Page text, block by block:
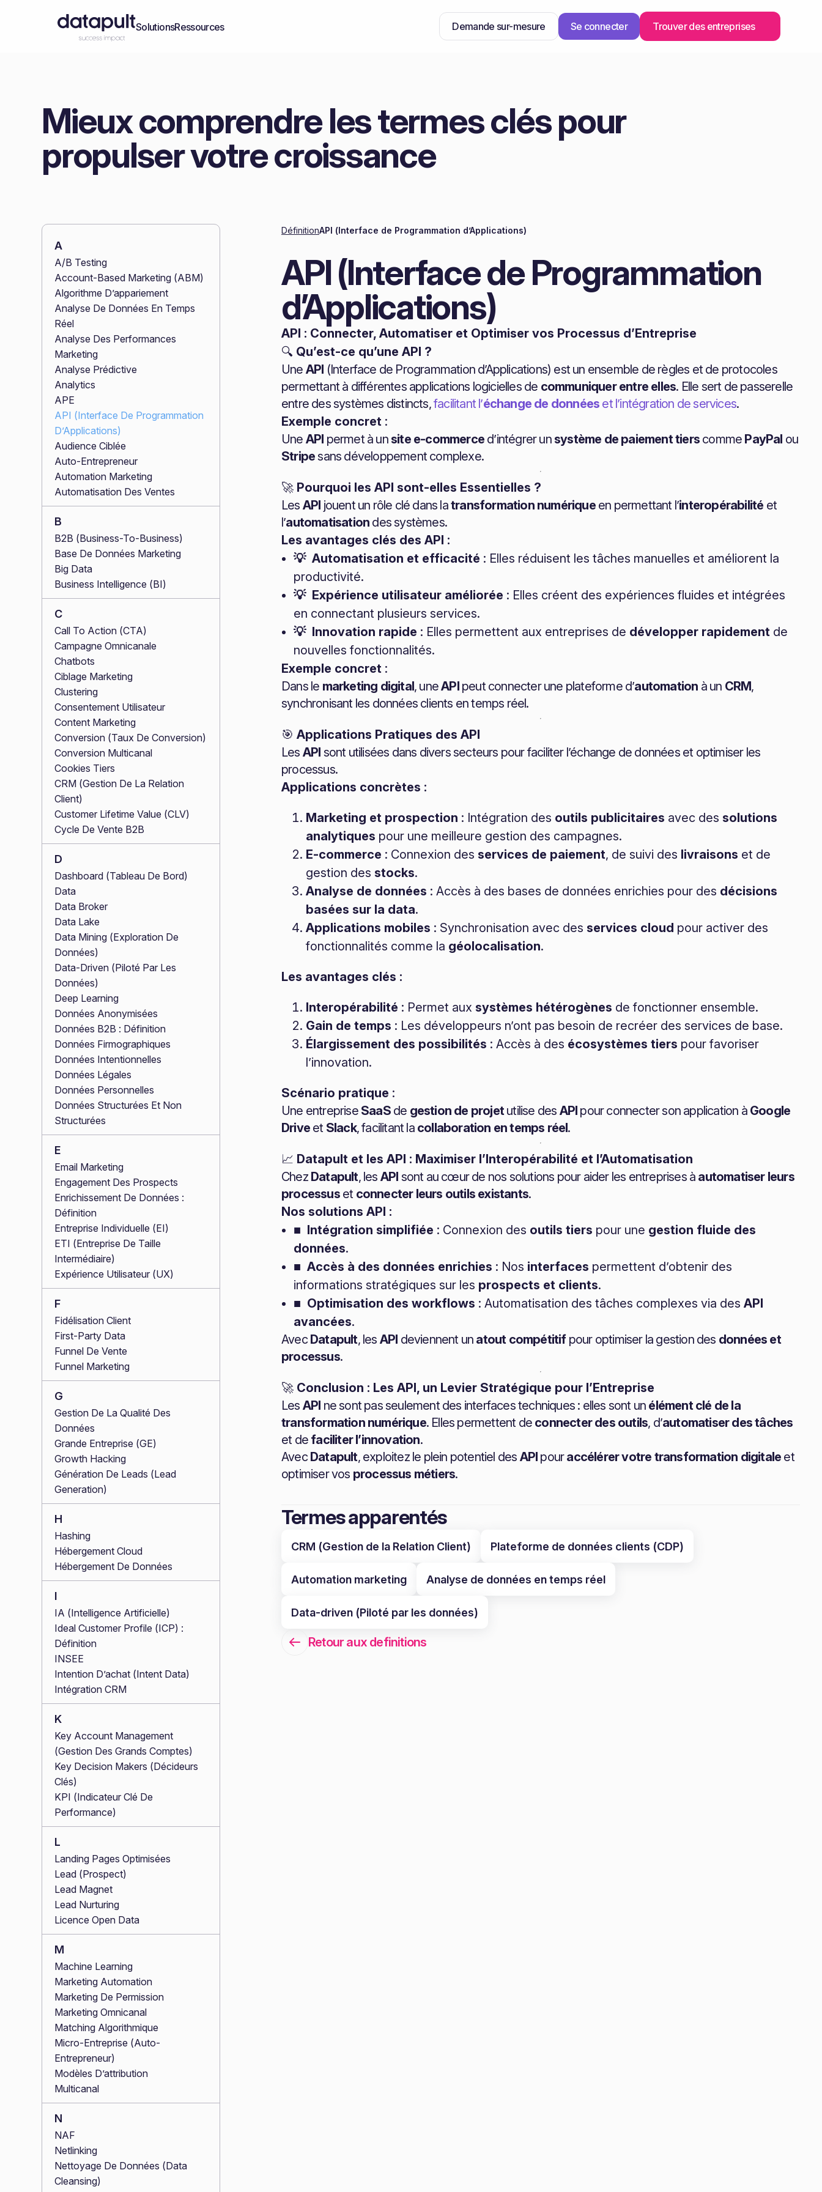
SolutionsRessources Demande sur-mesure Se connecter Trouver des entreprises
Mieux comprendre les termes clés pour
propulser votre croissance
A
A/B Testing
Account-Based Marketing (ABM)
Algorithme D’appariement
Analyse De Données En Temps
Réel
Analyse Des Performances
Marketing
Analyse Prédictive
Analytics
APE
API (Interface De Programmation
D’Applications)
Audience Ciblée
Auto-Entrepreneur
Automation Marketing
Automatisation Des Ventes
B
B2B (Business-To-Business)
Base De Données Marketing
Big Data
Business Intelligence (BI)
C
Call To Action (CTA)
Campagne Omnicanale
Chatbots
Ciblage Marketing
Clustering
Consentement Utilisateur
Content Marketing
Conversion (Taux De Conversion)
Conversion Multicanal
Cookies Tiers
CRM (Gestion De La Relation
Client)
Customer Lifetime Value (CLV)
Cycle De Vente B2B
D
Dashboard (Tableau De Bord)
Data
Data Broker
Data Lake
Data Mining (Exploration De
Données)
Data-Driven (Piloté Par Les
Données)
Deep Learning
Données Anonymisées
Données B2B : Définition
Données Firmographiques
Données Intentionnelles
Données Légales
Données Personnelles
Données Structurées Et Non
Structurées
E
Email Marketing
Engagement Des Prospects
Enrichissement De Données :
Définition
Entreprise Individuelle (EI)
ETI (Entreprise De Taille
Intermédiaire)
Expérience Utilisateur (UX)
F
Fidélisation Client
First-Party Data
Funnel De Vente
Funnel Marketing
G
Gestion De La Qualité Des
Données
Grande Entreprise (GE)
Growth Hacking
Génération De Leads (Lead
Generation)
H
Hashing
Hébergement Cloud
Hébergement De Données
I
IA (Intelligence Artificielle)
Ideal Customer Profile (ICP) :
Définition
INSEE
Intention D’achat (Intent Data)
Intégration CRM
K
Key Account Management
(Gestion Des Grands Comptes)
Key Decision Makers (Décideurs
Clés)
KPI (Indicateur Clé De
Performance)
L
Landing Pages Optimisées
Lead (Prospect)
Lead Magnet
Lead Nurturing
Licence Open Data
M
Machine Learning
Marketing Automation
Marketing De Permission
Marketing Omnicanal
Matching Algorithmique
Micro-Entreprise (Auto-
Entrepreneur)
Modèles D’attribution
Multicanal
N
NAF
Netlinking
Nettoyage De Données (Data
Cleansing)
DéfinitionAPI (Interface de Programmation d’Applications)
API (Interface de Programmation
d’Applications)
API : Connecter, Automatiser et Optimiser vos Processus d’Entreprise
🔍 Qu’est-ce qu’une API ?
Une API (Interface de Programmation d’Applications) est un ensemble de règles et de protocoles
permettant à différentes applications logicielles de communiquer entre elles. Elle sert de passerelle
entre des systèmes distincts,facilitant l’échange de données et l’intégration de services.
Exemple concret :
Une API permet à un site e-commerce d’intégrer un système de paiement tiers comme PayPal ou
Stripesans développement complexe.
🚀 Pourquoi les API sont-elles Essentielles ?
Les API jouent un rôle clé dans latransformation numériqueen permettant l’interopérabilité et
l’automatisation des systèmes.
Les avantages clés des API :
💡 Automatisation et efficacité : Elles réduisent les tâches manuelles et améliorent la
productivité.
💡 Expérience utilisateur améliorée : Elles créent des expériences fluides et intégrées
en connectant plusieurs services.
💡 Innovation rapide : Elles permettent aux entreprises de développer rapidement de
nouvelles fonctionnalités.
Exemple concret :
Dans le marketing digital, uneAPIpeut connecter une plateforme d’automation à un CRM,
synchronisant les données clients en temps réel.
🎯 Applications Pratiques des API
Les API sont utilisées dans divers secteurs pour faciliter l’échange de données et optimiser les
processus.
Applications concrètes :
Marketing et prospection : Intégration des outils publicitaires avec des solutions
analytiques pour une meilleure gestion des campagnes.
E-commerce : Connexion des services de paiement, de suivi des livraisons et de
gestion des stocks.
Analyse de données : Accès à des bases de données enrichies pour des décisions
basées sur la data.
Applications mobiles : Synchronisation avec des services cloud pour activer des
fonctionnalités comme la géolocalisation.
Les avantages clés :
Interopérabilité : Permet aux systèmes hétérogènes de fonctionner ensemble.
Gain de temps : Les développeurs n’ont pas besoin de recréer des services de base.
Élargissement des possibilités : Accès à des écosystèmes tiers pour favoriser
l’innovation.
Scénario pratique :
Une entreprise SaaSde gestion de projetutilise des API pour connecter son application à Google
Drive et Slack, facilitant la collaboration en temps réel.
📈 Datapult et les API : Maximiser l’Interopérabilité et l’Automatisation
Chez Datapult, les API sont au cœur de nos solutions pour aider les entreprises à automatiser leurs
processuset connecter leurs outils existants.
Nos solutions API :
■ Intégration simplifiée : Connexion des outils tiers pour une gestion fluide des
données.
■ Accès à des données enrichies : Nos interfaces permettent d’obtenir des
informations stratégiques sur les prospects et clients.
■ Optimisation des workflows : Automatisation des tâches complexes via des API
avancées.
Avec Datapult, les API deviennent un atout compétitifpour optimiser la gestion des données et
processus.
🚀 Conclusion : Les API, un Levier Stratégique pour l’Entreprise
Les API ne sont pas seulement des interfaces techniques : elles sont un élément clé de la
transformation numérique. Elles permettent de connecter des outils, d’automatiser des tâches
et de faciliter l’innovation.
Avec Datapult, exploitez le plein potentiel des API pouraccélérer votre transformation digitale et
optimiser vos processus métiers.
Termes apparentés
CRM (Gestion de la Relation Client) Plateforme de données clients (CDP)
Automation marketing Analyse de données en temps réel
Data-driven (Piloté par les données)
Retour aux definitions